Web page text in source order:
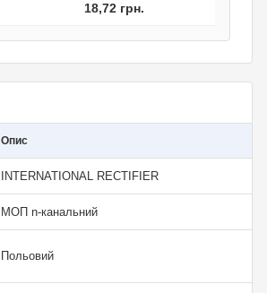
18,72 грн.
Опис
INTERNATIONAL RECTIFIER
МОП n-канальний
Польовий